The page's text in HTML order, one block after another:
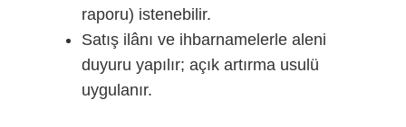
raporu) istenebilir.
Satış ilânı ve ihbarnamelerle aleni
duyuru yapılır; açık artırma usulü
uygulanır.